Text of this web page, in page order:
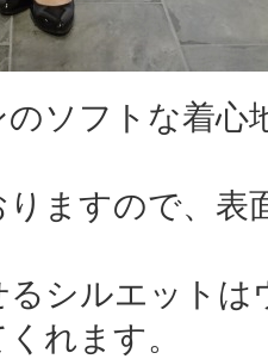
ソフトな着心
ますので、表
シルエットは
れます。